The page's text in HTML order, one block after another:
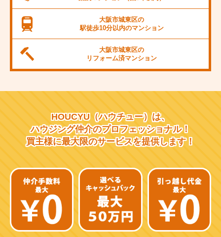
JR桜島線
阪堺電軌上町線
東海道新幹線
阪急千里線
JR片町線
近鉄南大阪線
京阪中之島線
近鉄難波線
大阪市城東区の
駅徒歩10分以内のマンション
大阪市城東区の
リフォーム済マンション
HOUCYU（ハウチュー）は、
ハウジング仲介のプロフェッショナル！
買主様に最大限のサービスを提供します！